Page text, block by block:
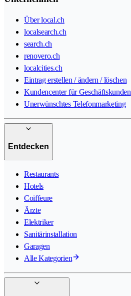
Über local.ch
localsearch.ch
search.ch
renovero.ch
localcities.ch
Eintrag erstellen / ändern / löschen
Kundencenter für Geschäftskunden
Unerwünschtes Telefonmarketing
Entdecken
Restaurants
Hotels
Coiffeure
Ärzte
Elektriker
Sanitärinstallation
Garagen
Alle Kategorien